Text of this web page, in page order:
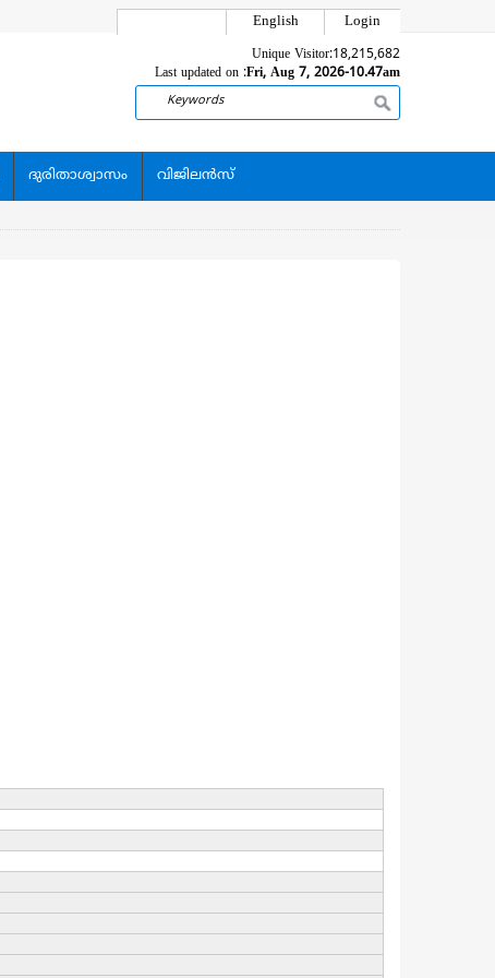
Login
English
Unique Visitor:18,215,682
Last updated on :Fri, Aug 7, 2026-10.47am
Search
ദുരിതാശ്വാസം വിജിലന്‍സ്